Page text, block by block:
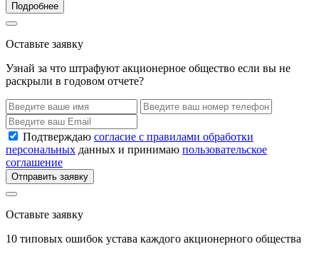
Подробнее
Оставьте заявку
Узнай за что штрафуют акционерное общество если вы не
раскрыли в годовом отчете?
Подтверждаю согласие с правилами обработки
персональных данных и принимаю пользовательское
соглашение
Отправить заявку
Оставьте заявку
10 типовых ошибок устава каждого акционерного общества